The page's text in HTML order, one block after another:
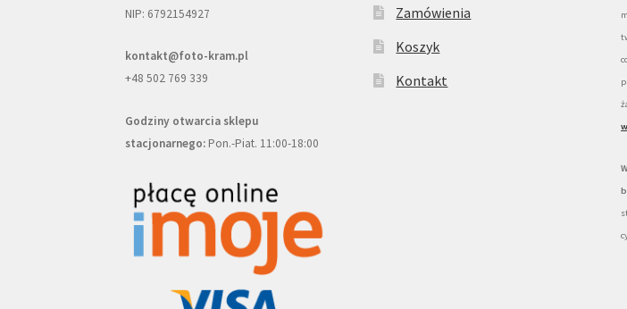
NIP: 6792154927
kontakt@foto-kram.pl
+48 502 769 339
Godziny otwarcia sklepu
stacjonarnego: Pon.-Piat. 11:00-18:00
Zamówienia
Koszyk
Kontakt